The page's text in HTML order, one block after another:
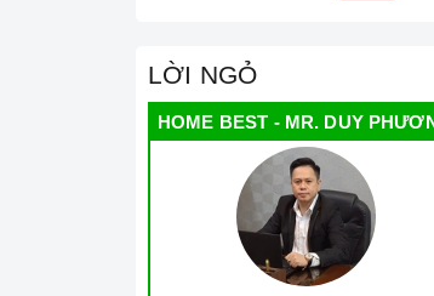
LỜI NGỎ
HOME BEST - MR. DUY